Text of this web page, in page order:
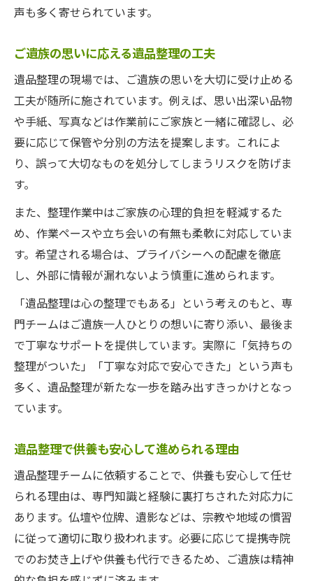
声も多く寄せられています。
ご遺族の思いに応える遺品整理の工夫
遺品整理の現場では、ご遺族の思いを大切に受け止める
工夫が随所に施されています。例えば、思い出深い品物
や手紙、写真などは作業前にご家族と一緒に確認し、必
要に応じて保管や分別の方法を提案します。これによ
り、誤って大切なものを処分してしまうリスクを防げま
す。
また、整理作業中はご家族の心理的負担を軽減するた
め、作業ペースや立ち会いの有無も柔軟に対応していま
す。希望される場合は、プライバシーへの配慮を徹底
し、外部に情報が漏れないよう慎重に進められます。
「遺品整理は心の整理でもある」という考えのもと、専
門チームはご遺族一人ひとりの想いに寄り添い、最後ま
で丁寧なサポートを提供しています。実際に「気持ちの
整理がついた」「丁寧な対応で安心できた」という声も
多く、遺品整理が新たな一歩を踏み出すきっかけとなっ
ています。
遺品整理で供養も安心して進められる理由
遺品整理チームに依頼することで、供養も安心して任せ
られる理由は、専門知識と経験に裏打ちされた対応力に
あります。仏壇や位牌、遺影などは、宗教や地域の慣習
に従って適切に取り扱われます。必要に応じて提携寺院
でのお焚き上げや供養も代行できるため、ご遺族は精神